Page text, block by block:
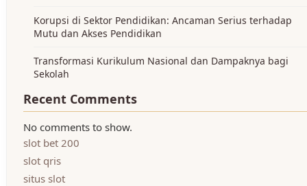
Korupsi di Sektor Pendidikan: Ancaman Serius terhadap
Mutu dan Akses Pendidikan
Transformasi Kurikulum Nasional dan Dampaknya bagi
Sekolah
Recent Comments
No comments to show.
slot bet 200
slot qris
situs slot